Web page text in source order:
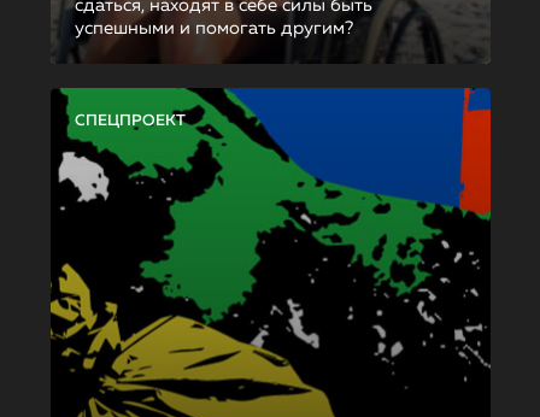
сдаться, находят в себе силы быть
успешными и помогать другим?
СПЕЦПРОЕКТ